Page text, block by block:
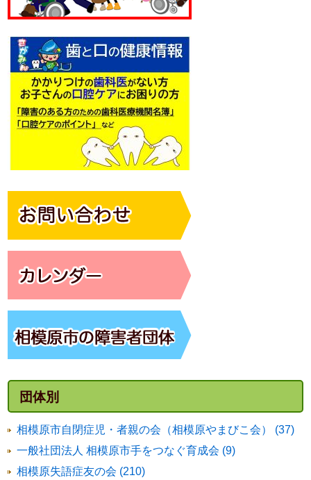
団体別
相模原市自閉症児・者親の会（相模原やまびこ会） (37)
一般社団法人 相模原市手をつなぐ育成会 (9)
相模原失語症友の会 (210)